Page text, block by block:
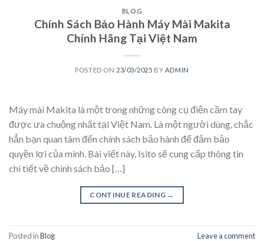
BLOG
Chính Sách Bảo Hành Máy Mài Makita
Chính Hãng Tại Việt Nam
POSTED ON 23/03/2025 BY ADMIN
Máy mài Makita là một trong những công cụ điện cầm tay
được ưa chuộng nhất tại Việt Nam. Là một người dùng, chắc
hẳn bạn quan tâm đến chính sách bảo hành để đảm bảo
quyền lợi của mình. Bài viết này, Isito sẽ cung cấp thông tin
chi tiết về chính sách bảo […]
CONTINUE READING →
Posted inBlog Leave a comment